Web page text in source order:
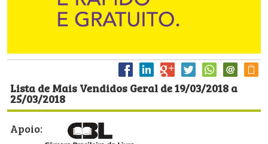
Lista de Mais Vendidos Geral de 19/03/2018 a
25/03/2018
Apoio: